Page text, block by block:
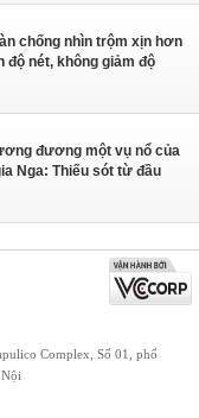
chống nhìn trộm xịn hơn
nét, không giảm độ
đương một vụ nổ của
Nga: Thiếu sót từ đầu
Complex, Số 01, phố